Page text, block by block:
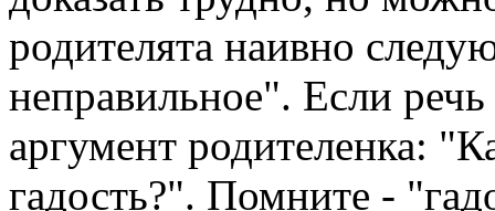
родителята наивно
неправильное". Если
аргумент родителенка:
гадость?". Помните -